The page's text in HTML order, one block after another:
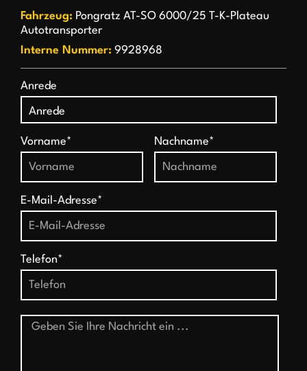
Fahrzeug: Pongratz AT-SO 6000/25 T-K-Plateau
Autotransporter
Interne Nummer: 9928968
Anrede
Vorname* Nachname*
E-Mail-Adresse*
Telefon*